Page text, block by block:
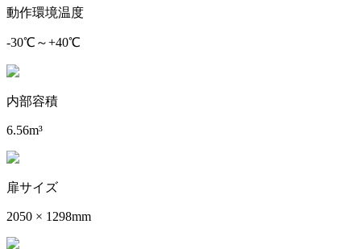
動作環境温度
-30℃～+40℃
内部容積
6.56m³
扉サイズ
2050 × 1298mm